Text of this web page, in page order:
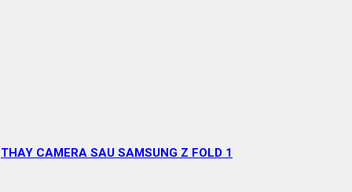
THAY CAMERA SAU SAMSUNG Z FOLD 1